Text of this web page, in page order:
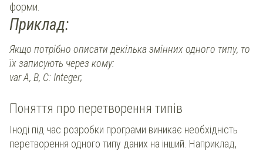
форми.
Приклад:
Якщо потрібно описати декілька змінних одного типу, то
їх записують через кому:
var A, B, C: Integer;
Поняття про перетворення типів
Іноді під час розробки програми виникає необхідність
перетворення одного типу даних на інший. Наприклад,